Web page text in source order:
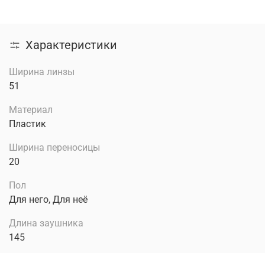
Характеристики
Ширина линзы
51
Материал
Пластик
Ширина переносицы
20
Пол
Для него, Для неё
Длина заушника
145